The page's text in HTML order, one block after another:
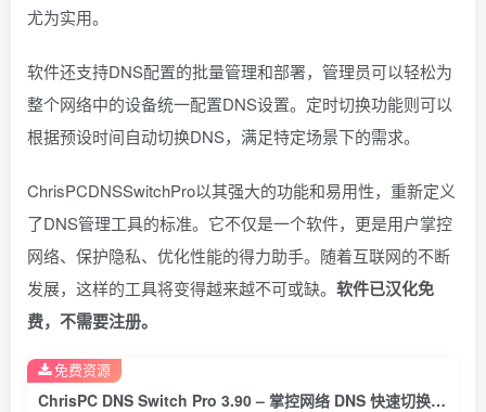
尤为实用。
软件还支持DNS配置的批量管理和部署，管理员可以轻松为
整个网络中的设备统一配置DNS设置。定时切换功能则可以
根据预设时间自动切换DNS，满足特定场景下的需求。
ChrisPCDNSSwitchPro以其强大的功能和易用性，重新定义
了DNS管理工具的标准。它不仅是一个软件，更是用户掌控
网络、保护隐私、优化性能的得力助手。随着互联网的不断
发展，这样的工具将变得越来越不可或缺。 软件已汉化免
费，不需要注册。
ChrisPC DNS Switch Pro 3.90 – 掌控网络 DNS 快速切换工具
免费资源